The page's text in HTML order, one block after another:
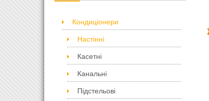
Кондиціонери
Настінні
Касетні
Канальні
Підстельові